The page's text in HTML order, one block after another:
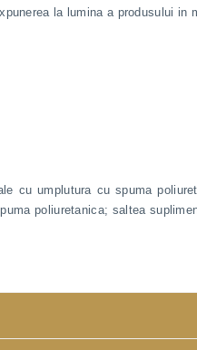
la lumina a produsului in
cu umplutura cu spuma
poliuretanica; saltea